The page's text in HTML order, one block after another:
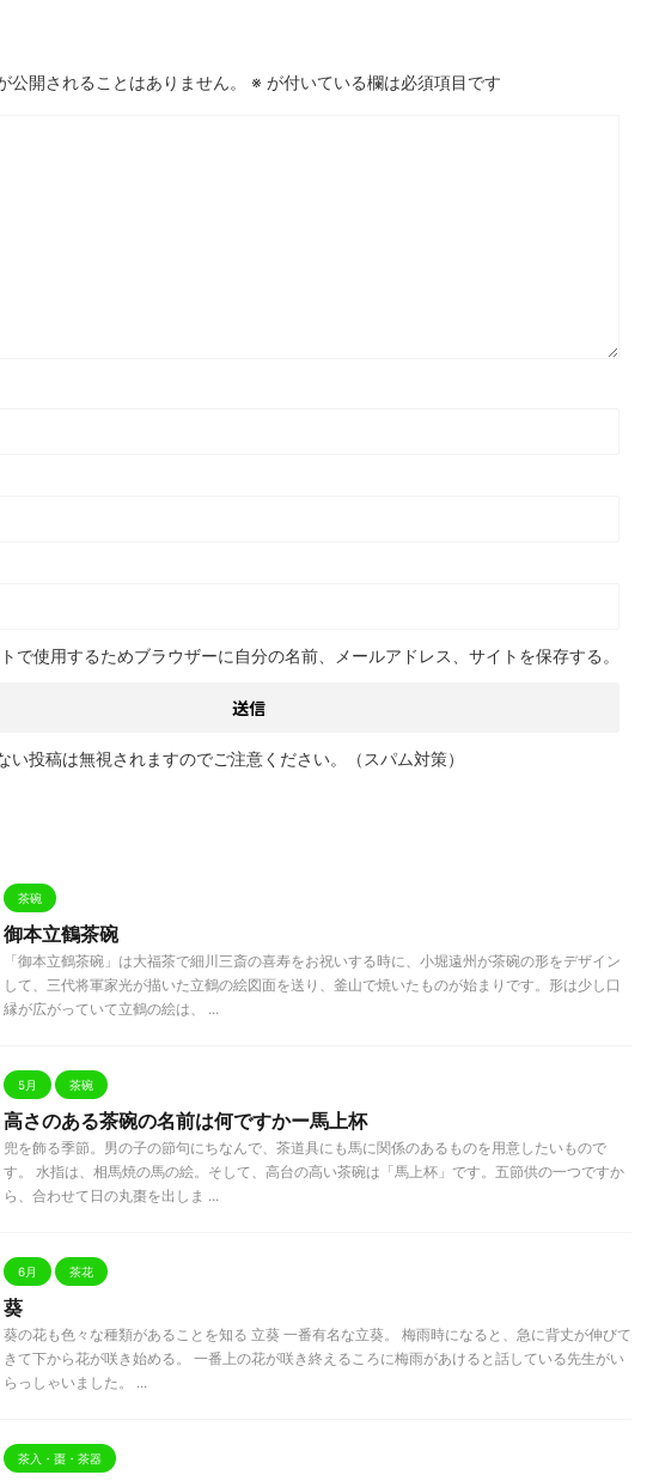
公開されることはありません。 ※ が付いている欄は必須項目です
で使用するためブラウザーに自分の名前、メールアドレス、サイトを保存する。
い投稿は無視されますのでご注意ください。（スパム対策）
茶碗
御本立鶴茶碗
「御本立鶴茶碗」は大福茶で細川三斎の喜寿をお祝いする時に、小堀遠州が茶碗の形をデザイン
して、三代将軍家光が描いた立鶴の絵図面を送り、釜山で焼いたものが始まりです。形は少し口
縁が広がっていて立鶴の絵は、 ...
5月 茶碗
高さのある茶碗の名前は何ですかー馬上杯
兜を飾る季節。男の子の節句にちなんで、茶道具にも馬に関係のあるものを用意したいもので
す。 水指は、相馬焼の馬の絵。そして、高台の高い茶碗は「馬上杯」です。五節供の一つですか
ら、合わせて日の丸棗を出しま ...
6月 茶花
葵
葵の花も色々な種類があることを知る 立葵 一番有名な立葵。 梅雨時になると、急に背丈が伸びて
きて下から花が咲き始める。 一番上の花が咲き終えるころに梅雨があけると話している先生がい
らっしゃいました。 ...
茶入・棗・茶器